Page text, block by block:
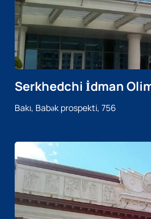
Serkhedchi İdman
Bakı, Babək prospekti, 756